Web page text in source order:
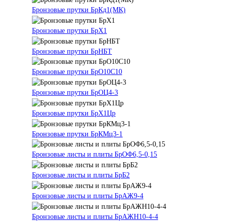
Бронзовые прутки БрКд1(МК)
Бронзовые прутки БрХ1
Бронзовые прутки БрНБТ
Бронзовые прутки БрО10С10
Бронзовые прутки БрОЦ4-3
Бронзовые прутки БрХ1Цр
Бронзовые прутки БрКМц3-1
Бронзовые листы и плиты БрОФ6,5-0,15
Бронзовые листы и плиты БрБ2
Бронзовые листы и плиты БрАЖ9-4
Бронзовые листы и плиты БрАЖН10-4-4